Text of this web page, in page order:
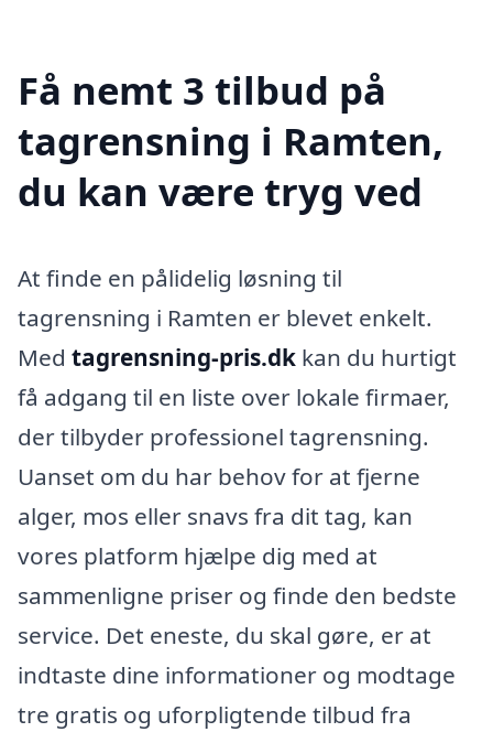
Få nemt 3 tilbud på
tagrensning i Ramten,
du kan være tryg ved
At finde en pålidelig løsning til
tagrensning i Ramten er blevet enkelt.
Med tagrensning-pris.dk kan du hurtigt
få adgang til en liste over lokale firmaer,
der tilbyder professionel tagrensning.
Uanset om du har behov for at fjerne
alger, mos eller snavs fra dit tag, kan
vores platform hjælpe dig med at
sammenligne priser og finde den bedste
service. Det eneste, du skal gøre, er at
indtaste dine informationer og modtage
tre gratis og uforpligtende tilbud fra